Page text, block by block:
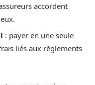
accordent
: payer en une seule
liés aux règlements